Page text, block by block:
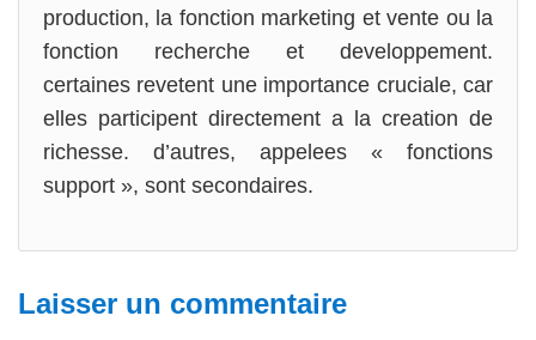
production, la fonction marketing et vente ou la
fonction recherche et developpement.
certaines revetent une importance cruciale, car
elles participent directement a la creation de
richesse. d’autres, appelees « fonctions
support », sont secondaires.
Laisser un commentaire